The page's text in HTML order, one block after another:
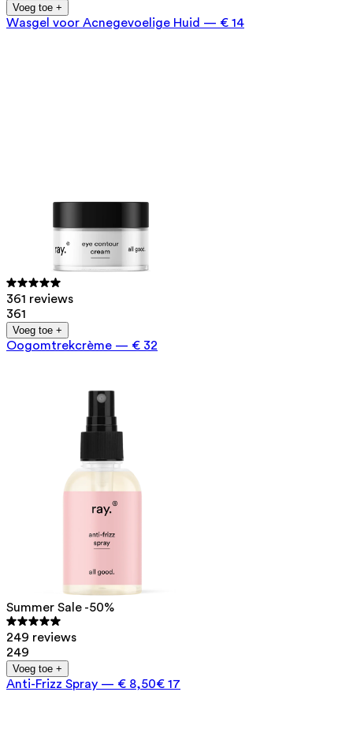
Voeg toe +
Wasgel voor Acnegevoelige Huid — € 14
361 reviews
361
Voeg toe +
Oogomtrekcrème — € 32
Summer Sale -50%
249 reviews
249
Voeg toe +
Anti-Frizz Spray — € 8,50€ 17